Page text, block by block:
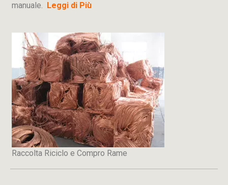
manuale. Leggi di Più
Raccolta Riciclo e Compro Rame